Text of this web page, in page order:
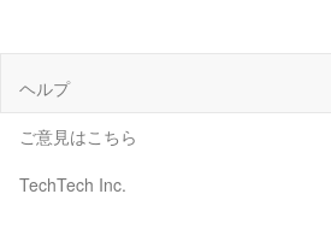
ヘルプ
ご意見はこちら
TechTech Inc.